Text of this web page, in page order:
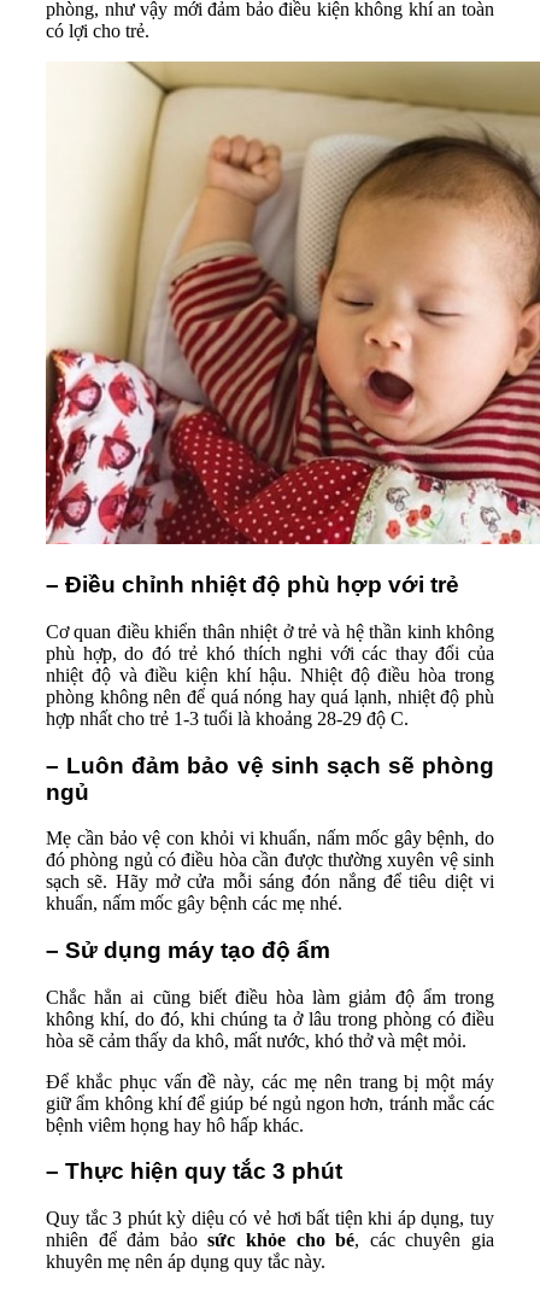
phòng, như vậy mới đảm bảo điều kiện không khí an toàn
có lợi cho trẻ.
– Điều chỉnh nhiệt độ phù hợp với trẻ
Cơ quan điều khiển thân nhiệt ở trẻ và hệ thần kinh không
phù hợp, do đó trẻ khó thích nghi với các thay đổi của
nhiệt độ và điều kiện khí hậu. Nhiệt độ điều hòa trong
phòng không nên để quá nóng hay quá lạnh, nhiệt độ phù
hợp nhất cho trẻ 1-3 tuổi là khoảng 28-29 độ C.
– Luôn đảm bảo vệ sinh sạch sẽ phòng
ngủ
Mẹ cần bảo vệ con khỏi vi khuẩn, nấm mốc gây bệnh, do
đó phòng ngủ có điều hòa cần được thường xuyên vệ sinh
sạch sẽ. Hãy mở cửa mỗi sáng đón nắng để tiêu diệt vi
khuẩn, nấm mốc gây bệnh các mẹ nhé.
– Sử dụng máy tạo độ ẩm
Chắc hẳn ai cũng biết điều hòa làm giảm độ ẩm trong
không khí, do đó, khi chúng ta ở lâu trong phòng có điều
hòa sẽ cảm thấy da khô, mất nước, khó thở và mệt mỏi.
Để khắc phục vấn đề này, các mẹ nên trang bị một máy
giữ ẩm không khí để giúp bé ngủ ngon hơn, tránh mắc các
bệnh viêm họng hay hô hấp khác.
– Thực hiện quy tắc 3 phút
Quy tắc 3 phút kỳ diệu có vẻ hơi bất tiện khi áp dụng, tuy
nhiên để đảm bảosức khỏe cho bé, các chuyên gia
khuyên mẹ nên áp dụng quy tắc này.